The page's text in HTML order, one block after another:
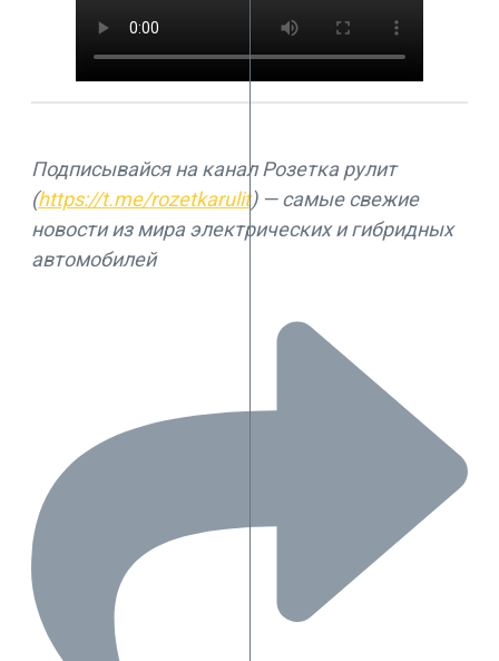
Подписывайся на канал Розетка рулит
(https://t.me/rozetkarulit) — самые свежие
новости из мира электрических и гибридных
автомобилей